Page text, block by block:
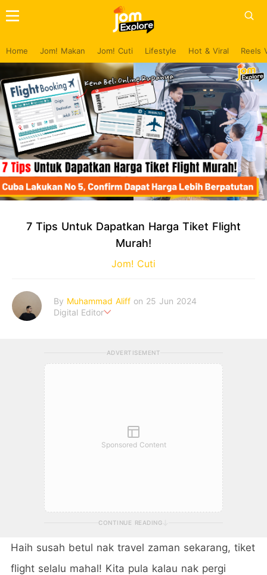
Home Jom! Makan Jom! Cuti Lifestyle Hot & Viral Reels
7 Tips Untuk Dapatkan Harga Tiket Flight
Murah!
Jom! Cuti
By Muhammad Aliff on 25 Jun 2024
Digital Editor
ADVERTISEMENT
Sponsored Content
CONTINUE READING
Haih susah betul nak travel zaman sekarang, tiket
flight selalu mahal! Kita pula kalau nak pergi